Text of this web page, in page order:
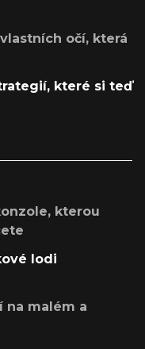
očí, která
které si teď
kterou
lodi
na malém a